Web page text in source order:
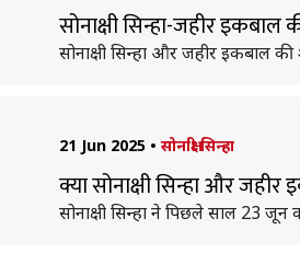
सोनाक्षी सिन्हा-जहीर
सोनाक्षी सिन्हा और जहीर इकबाल
21 Jun 2025 • सोनाक्षी सिन्हा
क्या सोनाक्षी सिन्हा और
सोनाक्षी सिन्हा ने पिछले साल 23 जून